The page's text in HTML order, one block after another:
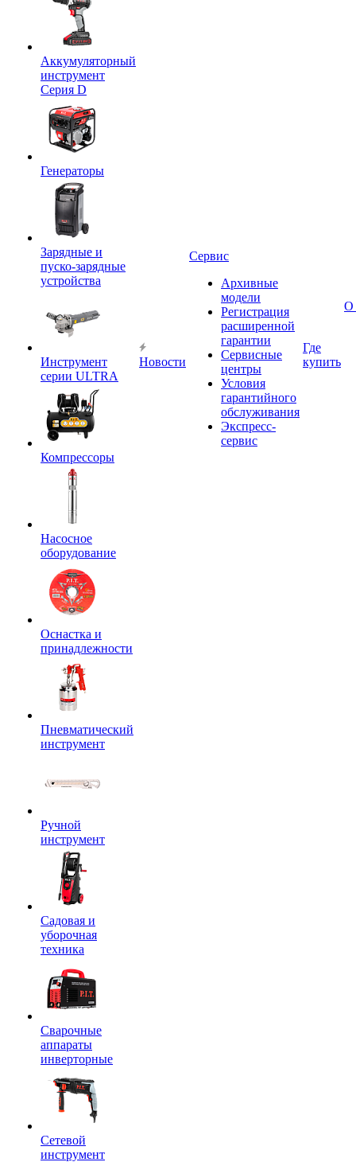
Аккумуляторный
инструмент
Серия D
Генераторы
Зарядные и
пуско-зарядные
устройства
Инструмент
серии ULTRA
Компрессоры
Насосное
оборудование
Оснастка и
принадлежности
Пневматический
инструмент
Ручной
инструмент
Садовая и
уборочная
техника
Сварочные
аппараты
инверторные
Сетевой
инструмент
Новости
Сервис
Архивные
модели
Регистрация
расширенной
гарантии
Сервисные
центры
Условия
гарантийного
обслуживания
Экспресс-
сервис
Где
купить
О